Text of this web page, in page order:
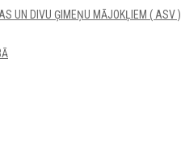
UN DIVU ĢIMEŅU MĀJOKĻIEM ( ASV )